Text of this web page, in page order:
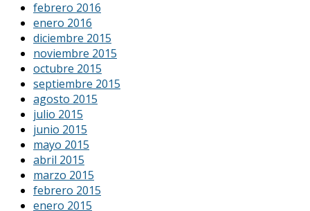
febrero 2016
enero 2016
diciembre 2015
noviembre 2015
octubre 2015
septiembre 2015
agosto 2015
julio 2015
junio 2015
mayo 2015
abril 2015
marzo 2015
febrero 2015
enero 2015